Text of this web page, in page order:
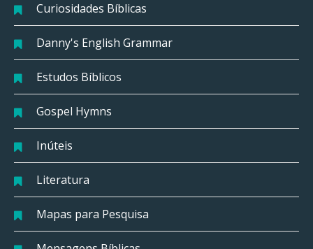
Curiosidades Bíblicas
Danny's English Grammar
Estudos Bíblicos
Gospel Hymns
Inúteis
Literatura
Mapas para Pesquisa